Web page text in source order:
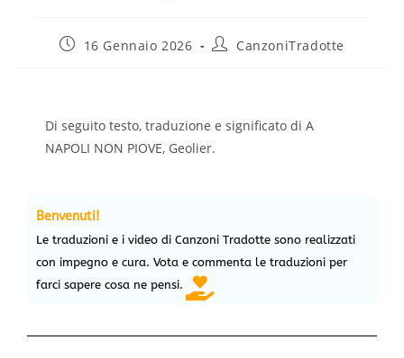
16 Gennaio 2026 CanzoniTradotte
Di seguito testo, traduzione e significato di A
NAPOLI NON PIOVE, Geolier.
Benvenuti!
Le traduzioni e i video di Canzoni Tradotte sono realizzati
con impegno e cura. Vota e commenta le traduzioni per
farci sapere cosa ne pensi.